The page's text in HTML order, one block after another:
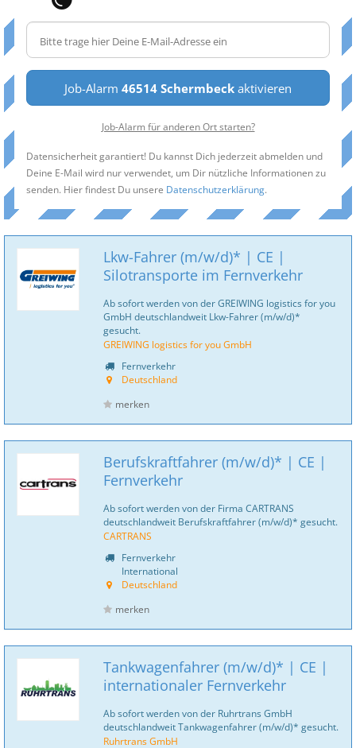
Job-Alarm 46514 Schermbeck aktivieren
Job-Alarm für anderen Ort starten?
Datensicherheit garantiert! Du kannst Dich jederzeit abmelden und
Deine E-Mail wird nur verwendet, um Dir nützliche Informationen zu
senden. Hier findest Du unsere Datenschutzerklärung.
Lkw-Fahrer (m/w/d)* | CE |
Silotransporte im Fernverkehr
Ab sofort werden von der GREIWING logistics for you
GmbH deutschlandweit Lkw-Fahrer (m/w/d)*
gesucht.
GREIWING logistics for you GmbH
Fernverkehr
Deutschland
merken
Berufskraftfahrer (m/w/d)* | CE |
Fernverkehr
Ab sofort werden von der Firma CARTRANS
deutschlandweit Berufskraftfahrer (m/w/d)* gesucht.
CARTRANS
Fernverkehr
International
Deutschland
merken
Tankwagenfahrer (m/w/d)* | CE |
internationaler Fernverkehr
Ab sofort werden von der Ruhrtrans GmbH
deutschlandweit Tankwagenfahrer (m/w/d)* gesucht.
Ruhrtrans GmbH